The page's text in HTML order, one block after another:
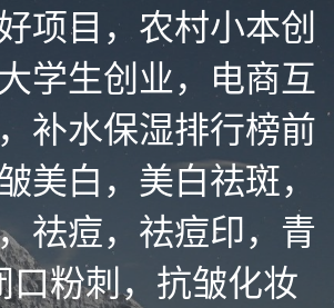
项目，农村小本创
学生创业，电商互
补水保湿排行榜前
美白，美白祛斑，
祛痘，祛痘印，青
口粉刺，抗皱化妆